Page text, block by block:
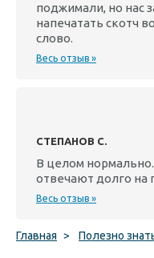
поджимали, но нас
напечатать скотч
слово.
Весь отзыв »
СТЕПАНОВ С.
В целом
отвечают долго на
Весь отзыв »
Главная > Полезно